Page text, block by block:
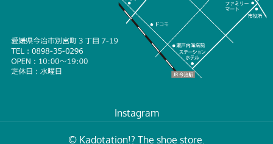
ジ
送
Instagram
© Kadotation!? The shoe store.